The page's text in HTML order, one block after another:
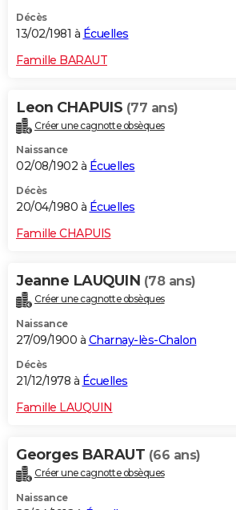
Décès
13/02/1981 à Écuelles
Famille BARAUT
Leon CHAPUIS (77 ans)
Créer une cagnotte obsèques
Naissance
02/08/1902 à Écuelles
Décès
20/04/1980 à Écuelles
Famille CHAPUIS
Jeanne LAUQUIN (78 ans)
Créer une cagnotte obsèques
Naissance
27/09/1900 à Charnay-lès-Chalon
Décès
21/12/1978 à Écuelles
Famille LAUQUIN
Georges BARAUT (66 ans)
Créer une cagnotte obsèques
Naissance